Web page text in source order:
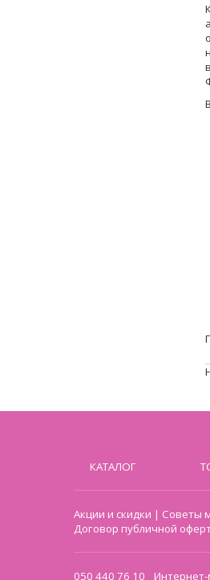
КАТАЛОГ
Акции и скидки | Советы
Договор публичной
050 440 76 10